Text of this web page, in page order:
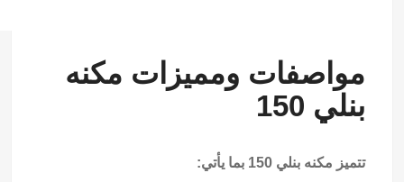
مواصفات ومميزات مكنه
بنلي 150
تتميز مكنه بنلي 150 بما يأتي: